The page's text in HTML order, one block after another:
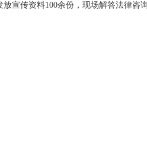
宣传资料100余份，现场解答法律咨